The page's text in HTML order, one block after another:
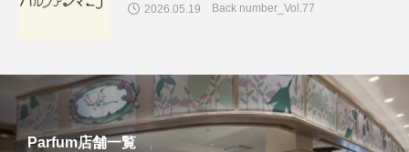
2026.05.19 Back number_Vol.77
Parfum店舗一覧